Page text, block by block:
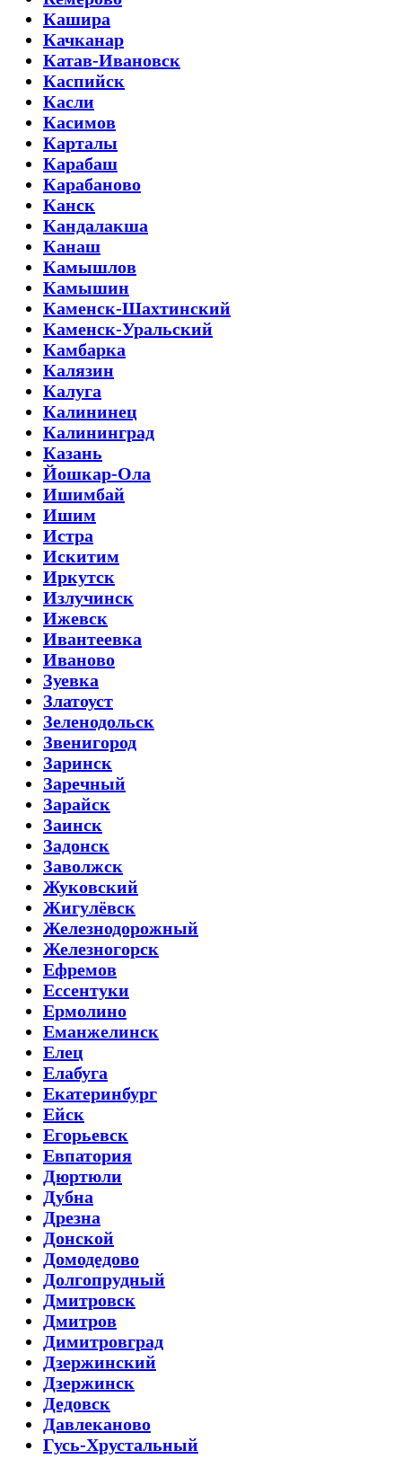
Кашира
Качканар
Катав-Ивановск
Каспийск
Касли
Касимов
Карталы
Карабаш
Карабаново
Канск
Кандалакша
Канаш
Камышлов
Камышин
Каменск-Шахтинский
Каменск-Уральский
Камбарка
Калязин
Калуга
Калининец
Калининград
Казань
Йошкар-Ола
Ишимбай
Ишим
Истра
Искитим
Иркутск
Излучинск
Ижевск
Ивантеевка
Иваново
Зуевка
Златоуст
Зеленодольск
Звенигород
Заринск
Заречный
Зарайск
Заинск
Задонск
Заволжск
Жуковский
Жигулёвск
Железнодорожный
Железногорск
Ефремов
Ессентуки
Ермолино
Еманжелинск
Елец
Елабуга
Екатеринбург
Ейск
Егорьевск
Евпатория
Дюртюли
Дубна
Дрезна
Донской
Домодедово
Долгопрудный
Дмитровск
Дмитров
Димитровград
Дзержинский
Дзержинск
Дедовск
Давлеканово
Гусь-Хрустальный